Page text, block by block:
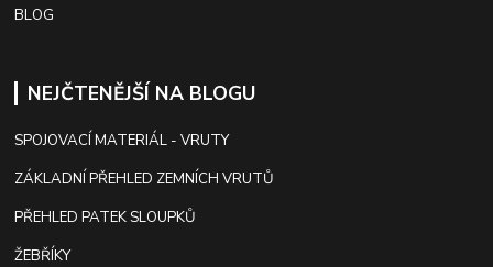
BLOG
NEJČTENĚJŠÍ NA BLOGU
SPOJOVACÍ MATERIÁL - VRUTY
ZÁKLADNÍ PŘEHLED ZEMNÍCH VRUTŮ
PŘEHLED PATEK SLOUPKŮ
ŽEBŘÍKY